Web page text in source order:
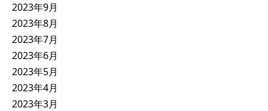
2023年9月
2023年8月
2023年7月
2023年6月
2023年5月
2023年4月
2023年3月